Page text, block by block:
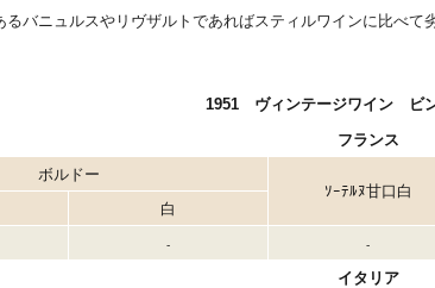
るバニュルスやリヴザルトであればスティルワインに比べて
1951 ヴィンテージワイン ビ
フランス
ボルドー
ｿｰﾃﾙﾇ甘口白
白
- -
イタリア